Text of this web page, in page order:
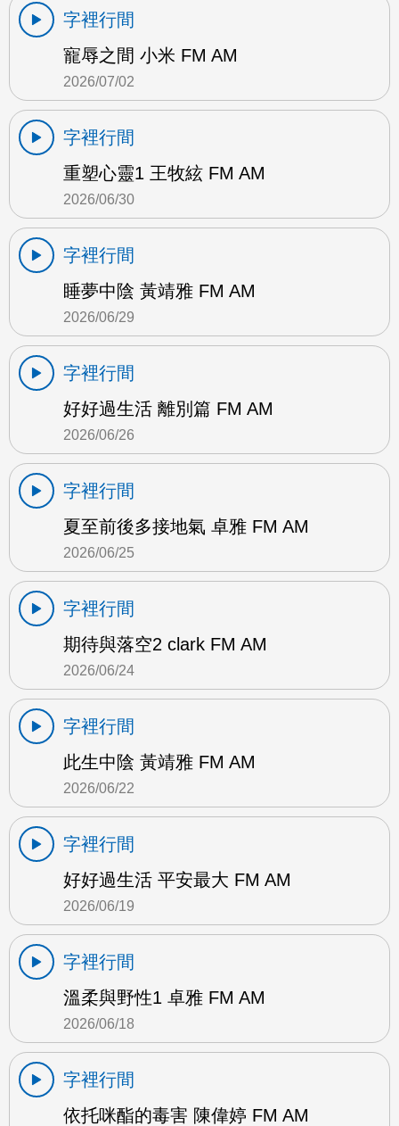
字裡行間
寵辱之間 小米 FM AM
2026/07/02
字裡行間
重塑心靈1 王牧絃 FM AM
2026/06/30
字裡行間
睡夢中陰 黃靖雅 FM AM
2026/06/29
字裡行間
好好過生活 離別篇 FM AM
2026/06/26
字裡行間
夏至前後多接地氣 卓雅 FM AM
2026/06/25
字裡行間
期待與落空2 clark FM AM
2026/06/24
字裡行間
此生中陰 黃靖雅 FM AM
2026/06/22
字裡行間
好好過生活 平安最大 FM AM
2026/06/19
字裡行間
溫柔與野性1 卓雅 FM AM
2026/06/18
字裡行間
依托咪酯的毒害 陳偉婷 FM AM